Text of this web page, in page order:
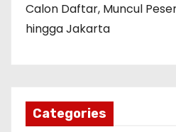
Calon Daftar, Muncul
hingga Jakarta
Categories